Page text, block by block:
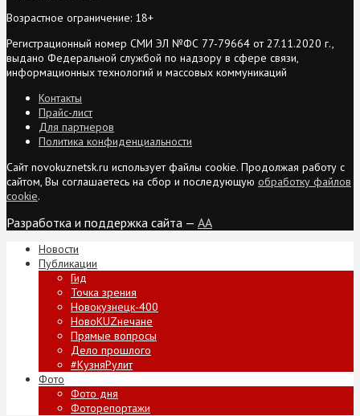
Возрастное ограничение: 18+
Регистрационный номер СМИ ЭЛ №ФС 77-79664 от 27.11.2020 г.,
выдано Федеральной службой по надзору в сфере связи,
информационных технологий и массовых коммуникаций
Контакты
Прайс-лист
Для партнеров
Политика конфиденциальности
Сайт novokuznetsk.ru использует файлы cookie. Продолжая работу с
сайтом, Вы соглашаетесь на сбор и последующую обработку файлов
cookie.
Разработка и поддержка сайта — AA
Новости
Публикации
Гид
Точка зрения
Новокузнецк-400
НовоKUZнечане
Прямые вопросы
Дело прошлого
#КузняРулит
Фото
Фото дня
Фоторепортажи